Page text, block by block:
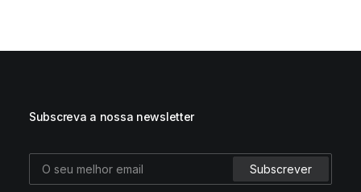
Subscreva a nossa newsletter